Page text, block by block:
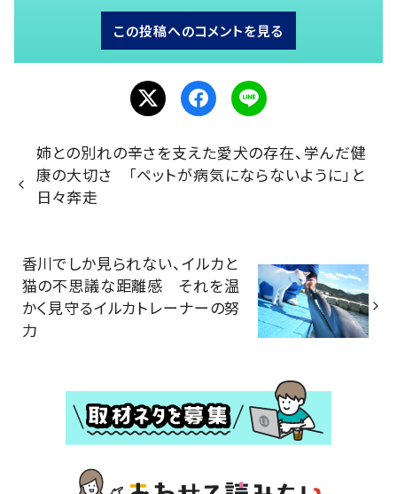
この投稿へのコメントを見る
姉との別れの辛さを支えた愛犬の存在、学んだ健
康の大切さ 「ペットが病気にならないように」と
日々奔走
香川でしか見られない、イルカと
猫の不思議な距離感 それを温
かく見守るイルカトレーナーの努
力